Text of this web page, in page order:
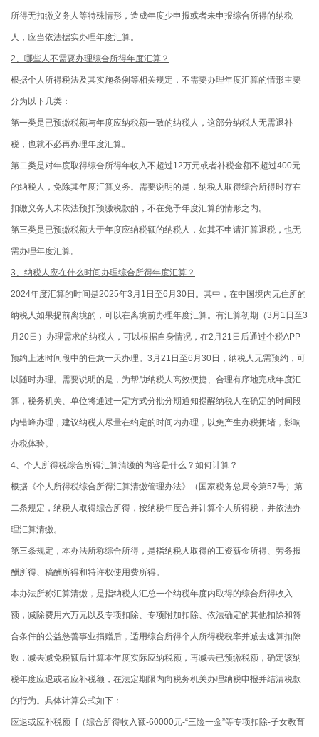
所得无扣缴义务人等特殊情形，造成年度少申报或者未申报综合所得的纳税
人，应当依法据实办理年度汇算。
2、哪些人不需要办理综合所得年度汇算？
根据个人所得税法及其实施条例等相关规定，不需要办理年度汇算的情形主要
分为以下几类：
第一类是已预缴税额与年度应纳税额一致的纳税人，这部分纳税人无需退补
税，也就不必再办理年度汇算。
第二类是对年度取得综合所得年收入不超过12万元或者补税金额不超过400元
的纳税人，免除其年度汇算义务。需要说明的是，纳税人取得综合所得时存在
扣缴义务人未依法预扣预缴税款的，不在免予年度汇算的情形之内。
第三类是已预缴税额大于年度应纳税额的纳税人，如其不申请汇算退税，也无
需办理年度汇算。
3、纳税人应在什么时间办理综合所得年度汇算？
2024年度汇算的时间是2025年3月1日至6月30日。其中，在中国境内无住所的
纳税人如果提前离境的，可以在离境前办理年度汇算。有汇算初期（3月1日至3
月20日）办理需求的纳税人，可以根据自身情况，在2月21日后通过个税APP
预约上述时间段中的任意一天办理。3月21日至6月30日，纳税人无需预约，可
以随时办理。需要说明的是，为帮助纳税人高效便捷、合理有序地完成年度汇
算，税务机关、单位将通过一定方式分批分期通知提醒纳税人在确定的时间段
内错峰办理，建议纳税人尽量在约定的时间内办理，以免产生办税拥堵，影响
办税体验。
4、个人所得税综合所得汇算清缴的内容是什么？如何计算？
根据《个人所得税综合所得汇算清缴管理办法》（国家税务总局令第57号）第
二条规定，纳税人取得综合所得，按纳税年度合并计算个人所得税，并依法办
理汇算清缴。
第三条规定，本办法所称综合所得，是指纳税人取得的工资薪金所得、劳务报
酬所得、稿酬所得和特许权使用费所得。
本办法所称汇算清缴，是指纳税人汇总一个纳税年度内取得的综合所得收入
额，减除费用六万元以及专项扣除、专项附加扣除、依法确定的其他扣除和符
合条件的公益慈善事业捐赠后，适用综合所得个人所得税税率并减去速算扣除
数，减去减免税额后计算本年度实际应纳税额，再减去已预缴税额，确定该纳
税年度应退或者应补税额，在法定期限内向税务机关办理纳税申报并结清税款
的行为。具体计算公式如下：
应退或应补税额=[（综合所得收入额-60000元-“三险一金”等专项扣除-子女教育